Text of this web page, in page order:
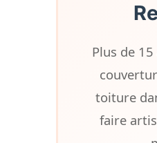
Plus de 15
toiture
faire